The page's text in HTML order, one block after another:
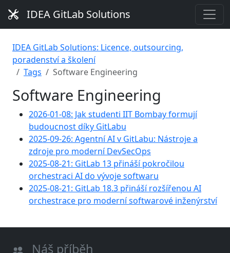
IDEA GitLab Solutions
IDEA GitLab Solutions: Licence, outsourcing,
poradenství a školení
Tags
Software Engineering
Software Engineering
2026-01-08: Jak studenti IIT Bombay formují
budoucnost díky GitLabu
2025-09-26: Agentní AI v GitLabu: Nástroje a
zdroje pro moderní DevSecOps
2025-08-21: GitLab 13 přináší pokročilou
orchestraci AI do vývoje softwaru
2025-08-21: GitLab 18.3 přináší rozšířenou AI
orchestrace pro moderní softwarové inženýrství
Náš příběh